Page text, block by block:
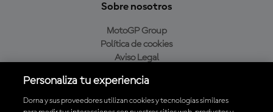
Sobre nosotros
MotoGP Group
Política de cookies
Aviso Legal
Política de compra
Personaliza tu experiencia
Dorna y sus proveedores utilizan cookies y tecnologías similares